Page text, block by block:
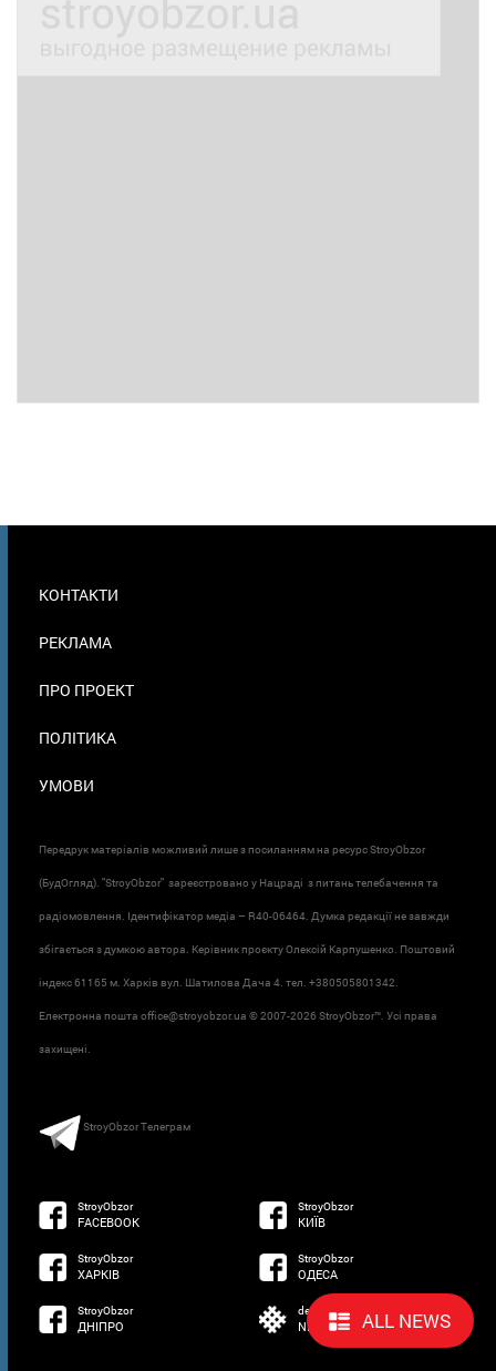
ALL NEWS
В
КОНТАКТИ
РЕКЛАМА
ПРО ПРОЕКТ
ПОЛІТИКА
УМОВИ
Передрук матеріалів можливий лише з посиланням на ресурс StroyObzor
(БудОгляд). "StroyObzor" зареєстровано у Нацраді з питань телебачення та
радіомовлення. Ідентифікатор медіа – R40-06464. Думка редакції не завжди
збігається з думкою автора. Керівник проєкту Олексій Карпушенко. Поштовий
індекс 61165 м. Харків вул. Шатилова Дача 4. тел. +380505801342.
Електронна пошта office@stroyobzor.ua © 2007-2026 StroyObzor™. Усі права
захищені.
StroyObzor Телеграм
StroyObzor
FACEBOOK
StroyObzor
КИЇВ
StroyObzor
ХАРКІВ
StroyObzor
ОДЕСА
StroyObzor
ДНІПРО
developed by
NETSOFTWARE